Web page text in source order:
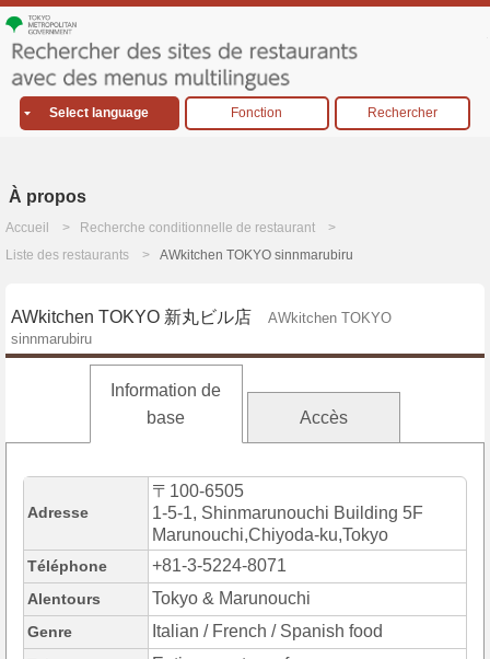
Select language Fonction Rechercher
À propos
Accueil
Recherche conditionnelle de restaurant
Liste des restaurants
AWkitchen TOKYO sinnmarubiru
AWkitchen TOKYO 新丸ビル店
AWkitchen TOKYO
sinnmarubiru
Information de
base
Accès
Adresse
〒100-6505
1-5-1, Shinmarunouchi Building 5F
Marunouchi,Chiyoda-ku,Tokyo
Téléphone +81-3-5224-8071
Alentours Tokyo & Marunouchi
Genre Italian / French / Spanish food